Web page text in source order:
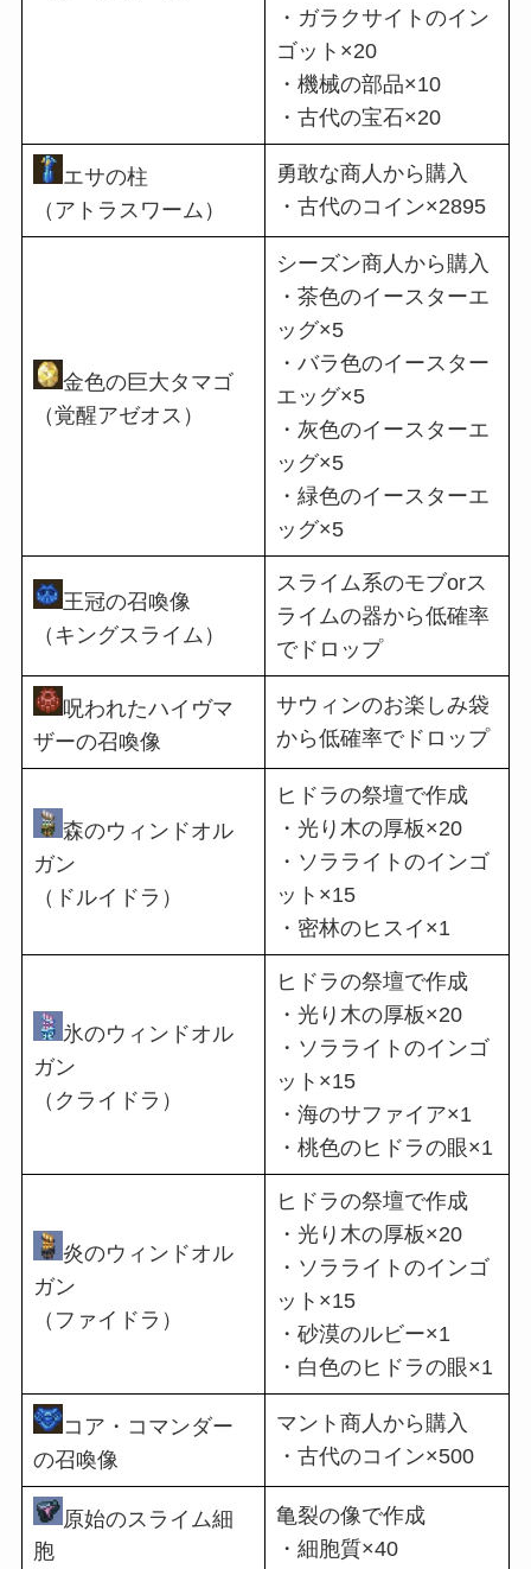
・ガラクサイトのイン
ゴット×20
・機械の部品×10
・古代の宝石×20
エサの柱
（アトラスワーム）
勇敢な商人から購入
・古代のコイン×2895
金色の巨大タマゴ
（覚醒アゼオス）
シーズン商人から購入
・茶色のイースターエ
ッグ×5
・バラ色のイースター
エッグ×5
・灰色のイースターエ
ッグ×5
・緑色のイースターエ
ッグ×5
王冠の召喚像
（キングスライム）
スライム系のモブorス
ライムの器から低確率
でドロップ
呪われたハイヴマ
ザーの召喚像
サウィンのお楽しみ袋
から低確率でドロップ
森のウィンドオル
ガン
（ドルイドラ）
ヒドラの祭壇で作成
・光り木の厚板×20
・ソラライトのインゴ
ット×15
・密林のヒスイ×1
氷のウィンドオル
ガン
（クライドラ）
ヒドラの祭壇で作成
・光り木の厚板×20
・ソラライトのインゴ
ット×15
・海のサファイア×1
・桃色のヒドラの眼×1
炎のウィンドオル
ガン
（ファイドラ）
ヒドラの祭壇で作成
・光り木の厚板×20
・ソラライトのインゴ
ット×15
・砂漠のルビー×1
・白色のヒドラの眼×1
コア・コマンダー
の召喚像
マント商人から購入
・古代のコイン×500
原始のスライム細
胞
亀裂の像で作成
・細胞質×40